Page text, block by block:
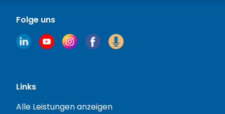
Folge uns
Links
Alle Leistungen anzeigen